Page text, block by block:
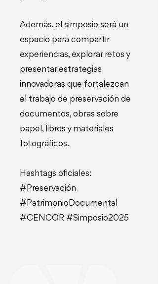
Además, el simposio será un
espacio para compartir
experiencias, explorar retos y
presentar estrategias
innovadoras que fortalezcan
el trabajo de preservación de
documentos, obras sobre
papel, libros y materiales
fotográficos.
Hashtags oficiales:
#Preservación
#PatrimonioDocumental
#CENCOR #Simposio2025